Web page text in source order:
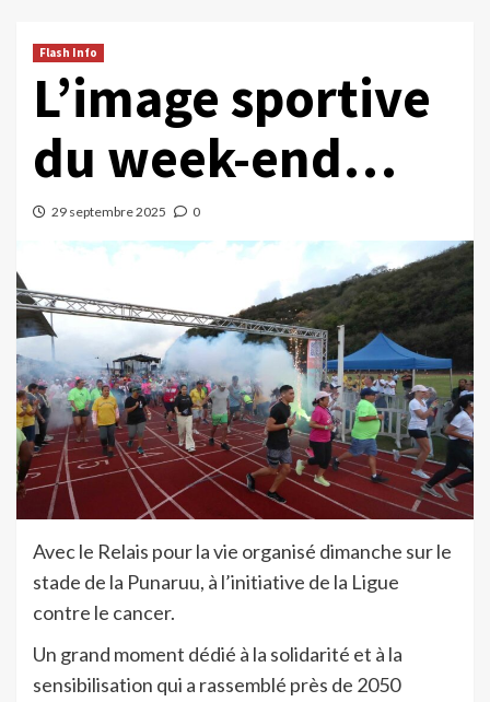
Flash Info
L’image sportive
du week-end…
29 septembre 2025 0
Avec le Relais pour la vie organisé dimanche sur le
stade de la Punaruu, à l’initiative de la Ligue
contre le cancer.
Un grand moment dédié à la solidarité et à la
sensibilisation qui a rassemblé près de 2050